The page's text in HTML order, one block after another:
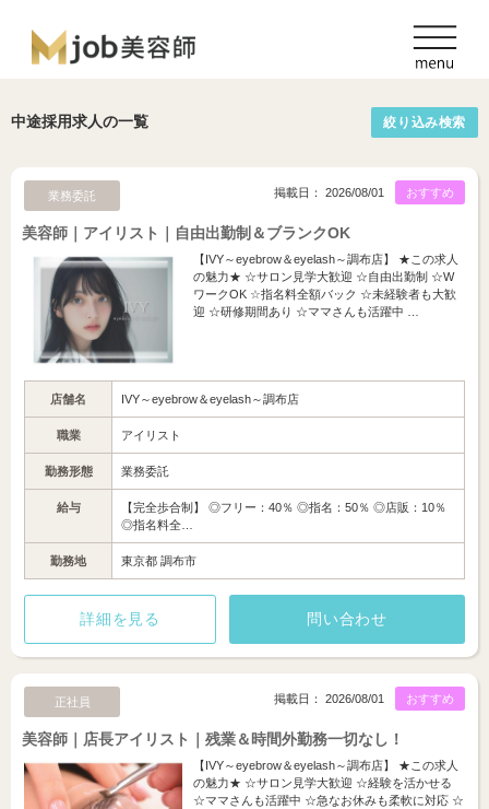
中途採用求人の一覧 絞り込み検索
業務委託 おすすめ
掲載日： 2026/08/01
美容師｜アイリスト｜自由出勤制＆ブランクOK
【IVY～eyebrow＆eyelash～調布店】 ★この求人
の魅力★ ☆サロン見学大歓迎 ☆自由出勤制 ☆W
ワークOK ☆指名料全額バック ☆未経験者も大歓
迎 ☆研修期間あり ☆ママさんも活躍中 …
店舗名 IVY～eyebrow＆eyelash～調布店
職業 アイリスト
勤務形態 業務委託
給与
【完全歩合制】 ◎フリー：40％ ◎指名：50％ ◎店販：10％
◎指名料全…
勤務地 東京都 調布市
詳細を見る 問い合わせ
正社員 おすすめ
掲載日： 2026/08/01
美容師｜店長アイリスト｜残業＆時間外勤務一切なし！
【IVY～eyebrow＆eyelash～調布店】 ★この求人
の魅力★ ☆サロン見学大歓迎 ☆経験を活かせる
☆ママさんも活躍中 ☆急なお休みも柔軟に対応 ☆